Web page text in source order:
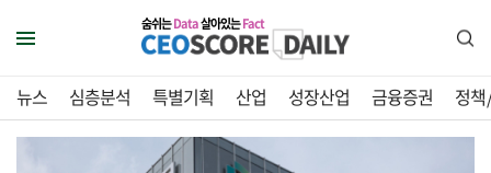
숨쉬는Data살아있는Fact
뉴스 심층분석 특별기획 산업 성장산업 금융증권 정